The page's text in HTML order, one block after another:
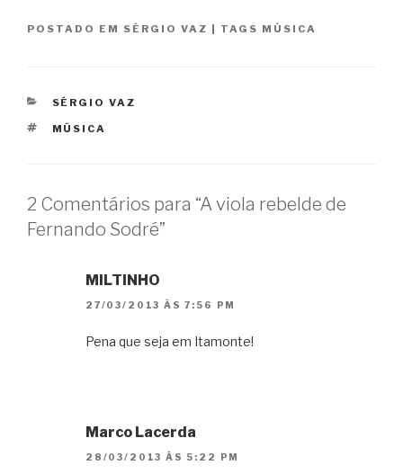
POSTADO EM SÉRGIO VAZ | TAGS MÚSICA
CATEGORIAS
SÉRGIO VAZ
TAGS
MÚSICA
2 Comentários para “A viola rebelde de
Fernando Sodré”
MILTINHO
27/03/2013 ÀS 7:56 PM
Pena que seja em Itamonte!
Marco Lacerda
28/03/2013 ÀS 5:22 PM